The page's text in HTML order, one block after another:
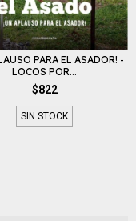
PARA EL ASADOR! -
LOCOS POR...
$822
SIN STOCK